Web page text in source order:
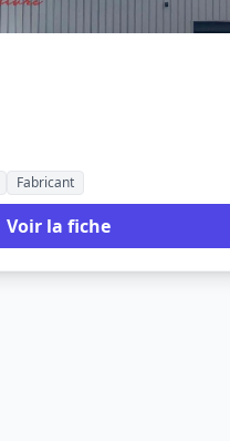
Fabricant
Voir la fiche